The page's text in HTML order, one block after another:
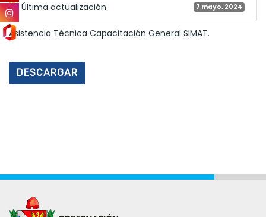
Última actualización 7 mayo, 2024
Asistencia Técnica Capacitación General SIMAT.
DESCARGAR